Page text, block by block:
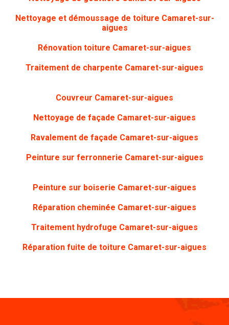
Nettoyage et démoussage de toiture Camaret-sur-
aigues
Rénovation toiture Camaret-sur-aigues
Traitement de charpente Camaret-sur-aigues
Couvreur Camaret-sur-aigues
Nettoyage de façade Camaret-sur-aigues
Ravalement de façade Camaret-sur-aigues
Peinture sur ferronnerie Camaret-sur-aigues
Peinture sur boiserie Camaret-sur-aigues
Réparation cheminée Camaret-sur-aigues
Traitement hydrofuge Camaret-sur-aigues
Réparation fuite de toiture Camaret-sur-aigues